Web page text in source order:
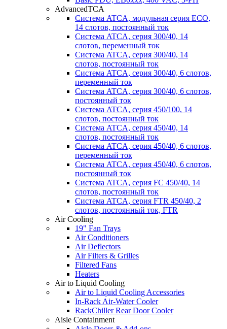
AdvancedTCA
Система ATCA, модульная серия ECO,
14 слотов, постоянный ток
Система ATCA, серия 300/40, 14
слотов, переменный ток
Система ATCA, серия 300/40, 14
слотов, постоянный ток
Система ATCA, серия 300/40, 6 слотов,
переменный ток
Система ATCA, серия 300/40, 6 слотов,
постоянный ток
Система ATCA, серия 450/100, 14
слотов, постоянный ток
Система ATCA, серия 450/40, 14
слотов, постоянный ток
Система ATCA, серия 450/40, 6 слотов,
переменный ток
Система ATCA, серия 450/40, 6 слотов,
постоянный ток
Система ATCA, серия FC 450/40, 14
слотов, постоянный ток
Система ATCA, серия FTR 450/40, 2
слотов, постоянный ток, FTR
Air Cooling
19" Fan Trays
Air Conditioners
Air Deflectors
Air Filters & Grilles
Filtered Fans
Heaters
Air to Liquid Cooling
Air to Liquid Cooling Accessories
In-Rack Air-Water Cooler
RackChiller Rear Door Cooler
Aisle Containment